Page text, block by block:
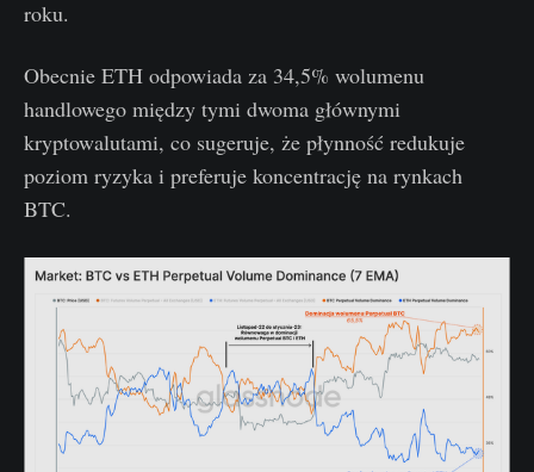
roku.
Obecnie ETH odpowiada za 34,5% wolumenu
handlowego między tymi dwoma głównymi
kryptowalutami, co sugeruje, że płynność redukuje
poziom ryzyka i preferuje koncentrację na rynkach
BTC.